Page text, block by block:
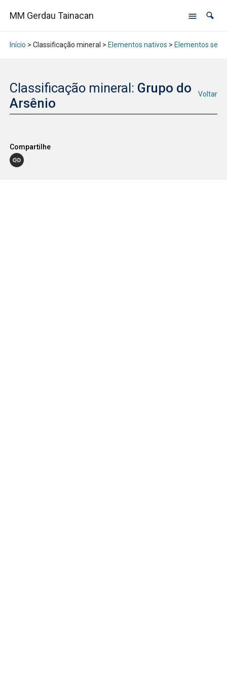
MM Gerdau Tainacan
Início > Classificação mineral > Elementos nativos > Elementos
Classificação mineral: Grupo do
Arsênio
Voltar
Compartilhe